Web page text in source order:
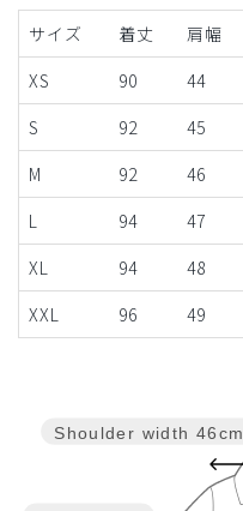
サイズ 着丈 肩幅
XS
90 44
S
92 45
M
92 46
L
94 47
XL
94 48
XXL
96 49
Shoulder width 46cm